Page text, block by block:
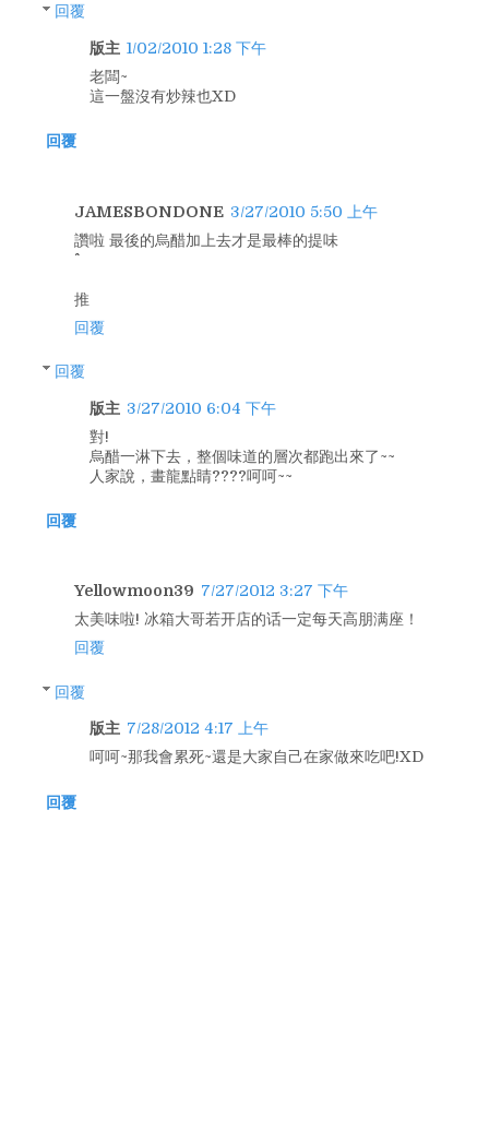
回覆
版主 1/02/2010 1:28 下午
老闆~
這一盤沒有炒辣也XD
回覆
JAMESBONDONE 3/27/2010 5:50 上午
讚啦 最後的烏醋加上去才是最棒的提味
推
回覆
回覆
版主 3/27/2010 6:04 下午
對!
烏醋一淋下去，整個味道的層次都跑出來了~~
人家說，畫龍點睛????呵呵~~
回覆
Yellowmoon39 7/27/2012 3:27 下午
太美味啦! 冰箱大哥若开店的话一定每天高朋满座！
回覆
回覆
版主 7/28/2012 4:17 上午
呵呵~那我會累死~還是大家自己在家做來吃吧!XD
回覆